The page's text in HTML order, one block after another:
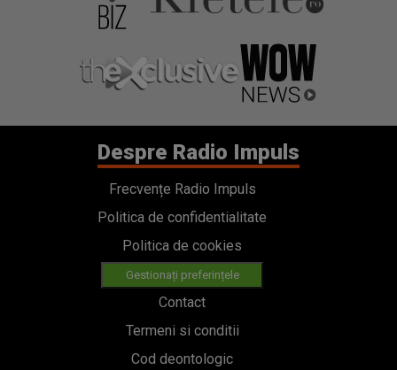
Despre Radio Impuls
Frecvențe Radio Impuls
Politica de confidentialitate
Politica de cookies
Gestionați preferințele
Contact
Termeni si conditii
Cod deontologic